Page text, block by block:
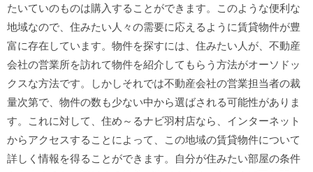
たいていのものは購入することができます。このような便利な
地域なので、住みたい人々の需要に応えるように賃貸物件が豊
富に存在しています。物件を探すには、住みたい人が、不動産
会社の営業所を訪れて物件を紹介してもらう方法がオーソドッ
クスな方法です。しかしそれでは不動産会社の営業担当者の裁
量次第で、物件の数も少ない中から選ばされる可能性がありま
す。これに対して、住め～るナビ羽村店なら、インターネット
からアクセスすることによって、この地域の賃貸物件について
詳しく情報を得ることができます。自分が住みたい部屋の条件